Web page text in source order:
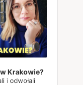
Krakowie?
i odwołali